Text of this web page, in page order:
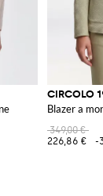
CIRCOLO
Blazer a
349,00 €
226,86 €
-